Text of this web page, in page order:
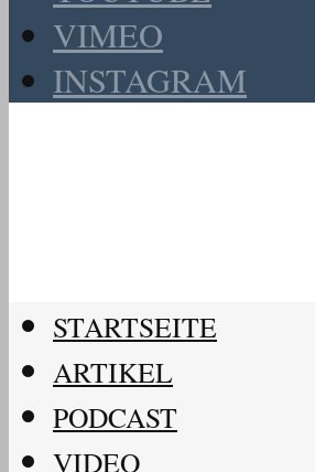
VIMEO
INSTAGRAM
STARTSEITE
ARTIKEL
PODCAST
VIDEO